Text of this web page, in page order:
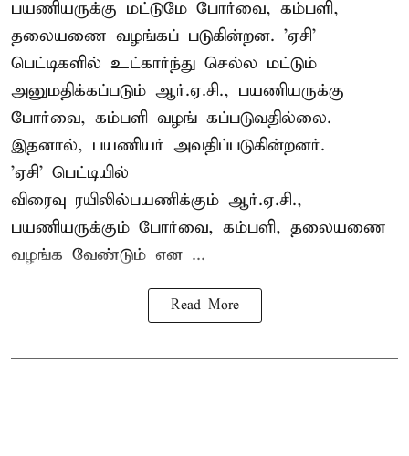
பயணியருக்கு மட்டுமே போர்வை, கம்பளி,
தலையணை வழங்கப் படுகின்றன. 'ஏசி'
பெட்டிகளில் உட்கார்ந்து செல்ல மட்டும்
அனுமதிக்கப்படும் ஆர்.ஏ.சி., பயணியருக்கு
போர்வை, கம்பளி வழங் கப்படுவதில்லை.
இதனால், பயணியர் அவதிப்படுகின்றனர்.
'ஏசி' பெட்டியில்
விரைவு ரயிலில்பயணிக்கும் ஆர்.ஏ.சி.,
பயணியருக்கும் போர்வை, கம்பளி, தலையணை
வழங்க வேண்டும் என ...
Read More